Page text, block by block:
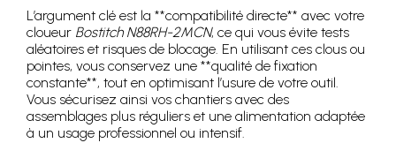
L’argument clé est la **compatibilité directe** avec votre
cloueur Bostitch N88RH-2MCN, ce qui vous évite tests
aléatoires et risques de blocage. En utilisant ces clous ou
pointes, vous conservez une **qualité de fixation
constante**, tout en optimisant l’usure de votre outil.
Vous sécurisez ainsi vos chantiers avec des
assemblages plus réguliers et une alimentation adaptée
à un usage professionnel ou intensif.